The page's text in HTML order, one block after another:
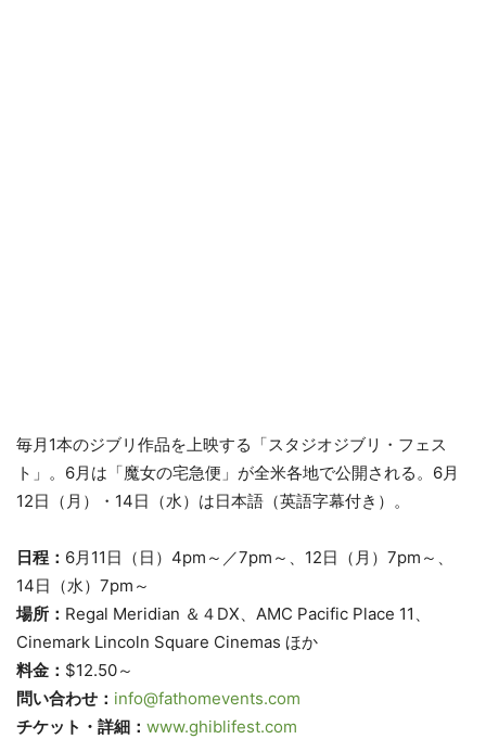
毎月1本のジブリ作品を上映する「スタジオジブリ・フェス
ト」。6月は「魔女の宅急便」が全米各地で公開される。6月
12日（月）・14日（水）は日本語（英語字幕付き）。
日程： 6月11日（日）4pm～／7pm～、12日（月）7pm～、
14日（水）7pm～
場所： Regal Meridian ＆４DX、AMC Pacific Place 11、
Cinemark Lincoln Square Cinemas ほか
料金： $12.50～
問い合わせ： info@fathomevents.com
チケット・詳細： www.ghiblifest.com